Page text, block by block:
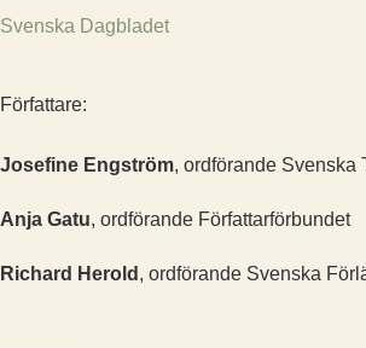
Svenska Dagbladet
Författare:
Josefine Engström, ordförande Svenska
Anja Gatu, ordförande Författarförbundet
Richard Herold , ordförande Svenska